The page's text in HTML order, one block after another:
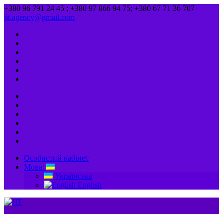
+380 96 791 24 45 ; +380 97 866 94 75; +380 67 71 36 707
jit.agency@gmail.com
Особистий кабінет
Мова:
Українська
English